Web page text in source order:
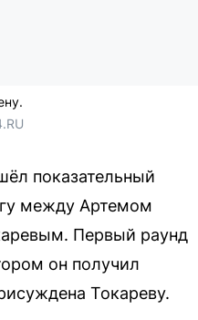
показательный
между Артемом
Первый раунд
он получил
Токареву.